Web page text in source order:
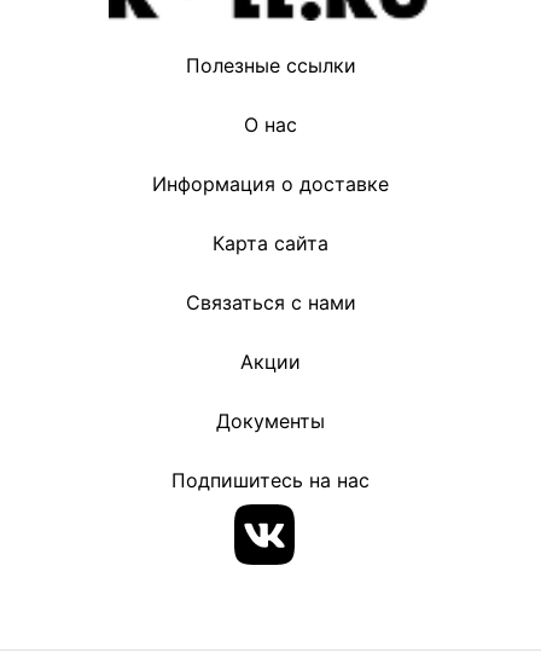
Полезные ссылки
О нас
Информация о доставке
Карта сайта
Связаться с нами
Акции
Документы
Подпишитесь на нас